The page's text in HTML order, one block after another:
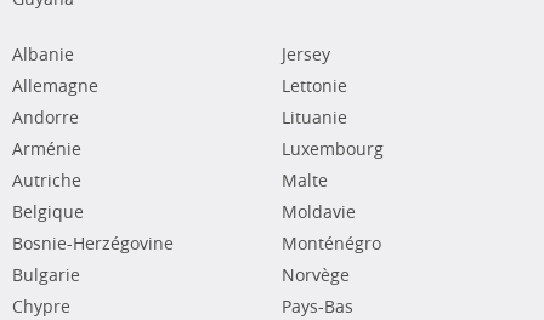
Albanie
Allemagne
Andorre
Arménie
Autriche
Belgique
Bosnie-Herzégovine
Bulgarie
Chypre
Jersey
Lettonie
Lituanie
Luxembourg
Malte
Moldavie
Monténégro
Norvège
Pays-Bas